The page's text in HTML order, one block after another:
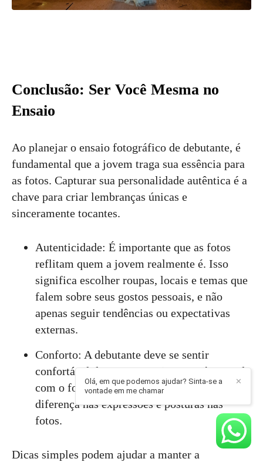
Conclusão: Ser Você Mesma no
Ensaio
Ao planejar o ensaio fotográfico de debutante, é
fundamental que a jovem traga sua essência para
as fotos. Capturar sua personalidade autêntica é a
chave para criar lembranças únicas e
sinceramente tocantes.
Autenticidade: É importante que as fotos
reflitam quem a jovem realmente é. Isso
significa escolher roupas, locais e temas que
falem sobre seus gostos pessoais, e não
apenas seguir tendências ou expectativas
externas.
Conforto: A debutante deve se sentir
confortável durante o ensaio. Estar à vontade
com o fotógrafo e com a produção faz toda a
diferença nas expressões e posturas nas
fotos.
Dicas simples podem ajudar a manter a
✕
Olá, em que podemos ajudar? Sinta-se a
vontade em me chamar